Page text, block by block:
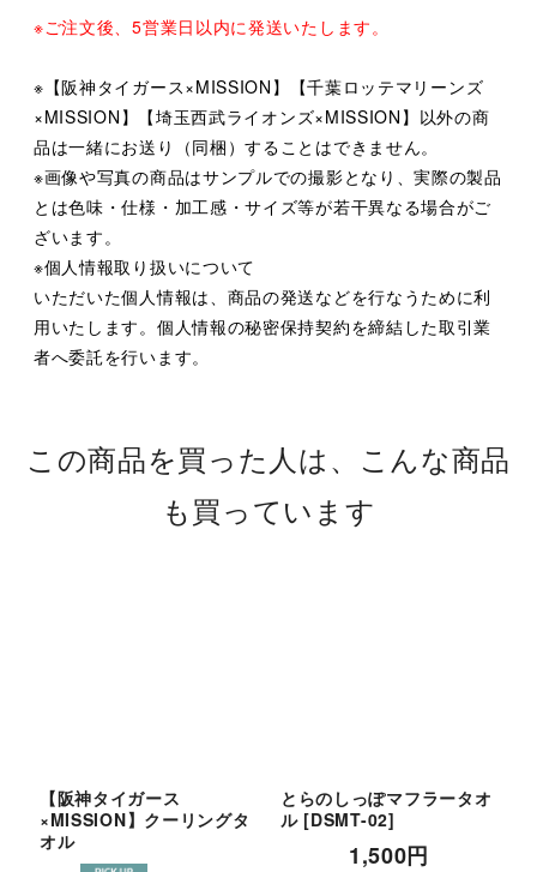
※ご注文後、5営業日以内に発送いたします。
※【阪神タイガース×MISSION】【千葉ロッテマリーンズ
×MISSION】【埼玉西武ライオンズ×MISSION】以外の商
品は一緒にお送り（同梱）することはできません。
※画像や写真の商品はサンプルでの撮影となり、実際の製品
とは色味・仕様・加工感・サイズ等が若干異なる場合がご
ざいます。
※個人情報取り扱いについて
いただいた個人情報は、商品の発送などを行なうために利
用いたします。個人情報の秘密保持契約を締結した取引業
者へ委託を行います。
この商品を買った人は、こんな商品
も買っています
【阪神タイガース
×MISSION】クーリングタ
オル
とらのしっぽマフラータオ
ル [DSMT-02]
1,500円